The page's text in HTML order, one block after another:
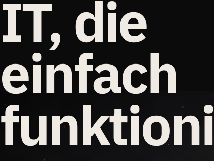
IT, die
einfach